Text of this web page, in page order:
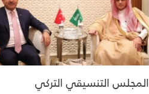
المجلس التنسيقي التركي